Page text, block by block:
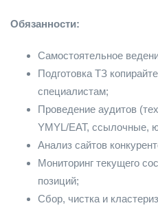
Обязанности:
Самостоятельное
Подготовка ТЗ
специалистам;
Проведение аудитов
YMYL/EAT, ссылочные,
Анализ сайтов
Мониторинг текущего
позиций;
Сбор, чистка и